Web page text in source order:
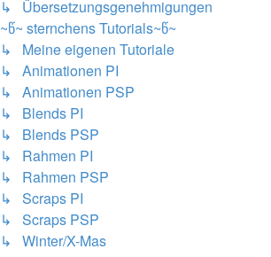
↳ Übersetzungsgenehmigungen
~წ~ sternchens Tutorials~წ~
↳ Meine eigenen Tutoriale
↳ Animationen PI
↳ Animationen PSP
↳ Blends PI
↳ Blends PSP
↳ Rahmen PI
↳ Rahmen PSP
↳ Scraps PI
↳ Scraps PSP
↳ Winter/X-Mas